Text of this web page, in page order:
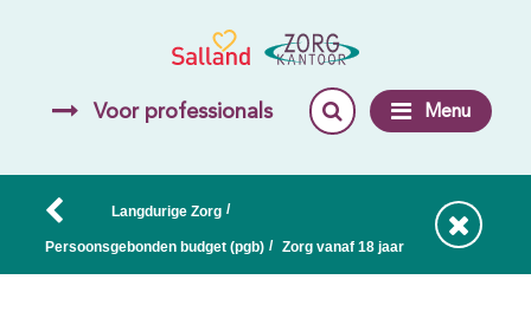
Voor professionals Menu
Langdurige Zorg /
Persoonsgebonden budget (pgb) / Zorg vanaf 18 jaar